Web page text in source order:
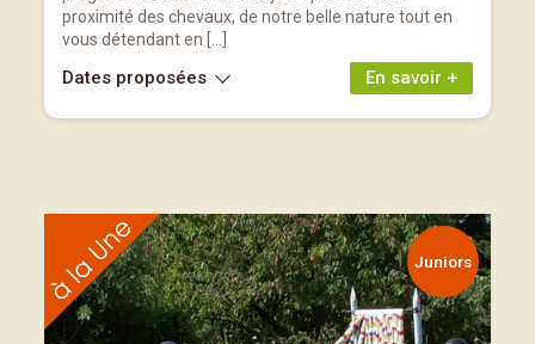
proximité des chevaux, de notre belle nature tout en
vous détendant en […]
En savoir +
Dates proposées
Juniors